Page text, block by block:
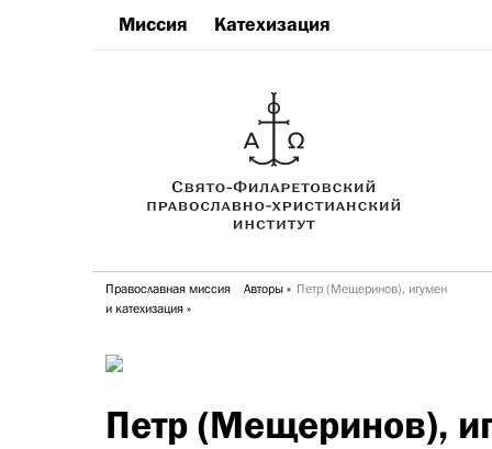
Миссия Катехизация
Православная миссия
и катехизация
Авторы Петр (Мещеринов), игумен
Петр (Мещеринов),